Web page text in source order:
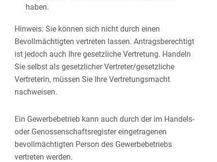
haben.
Hinweis: Sie können sich nicht durch einen
Bevollmächtigten vertreten lassen. Antragsberechtigt
ist jedoch auch Ihre gesetzliche Vertretung. Handeln
Sie selbst als gesetzlicher Vertreter/gesetzliche
Vertreterin, müssen Sie Ihre Vertretungsmacht
nachweisen.
Ein Gewerbebetrieb kann auch durch der im Handels-
oder Genossenschaftsregister eingetragenen
bevollmächtigten Person des Gewerbebetriebs
vertreten werden.